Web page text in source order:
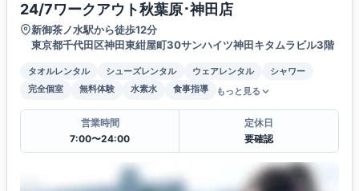
24/7ワークアウト秋葉原･神田店
新御茶ノ水駅から徒歩12分
東京都千代田区神田東紺屋町30サンハイツ神田キタムラビル3階
タオルレンタル シューズレンタル ウェアレンタル
シャワー
完全個室
無料体験 水素水 食事指導 もっと見る
営業時間
7:00〜24:00
定休日
要確認